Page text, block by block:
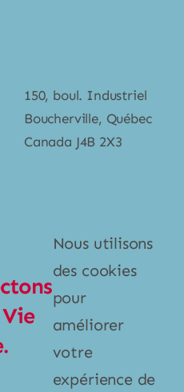
150, boul. Industriel
Boucherville, Québec
Canada J4B 2X3
Produits ménagers
Vaisselle
Nous utilisons
des cookies
pour
améliorer
votre
expérience de